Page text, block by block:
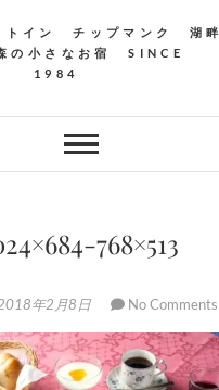
トイン チップマンク 湖畔
の小さなお宿 SINCE
1984
768×513
年2月8日 No Comments